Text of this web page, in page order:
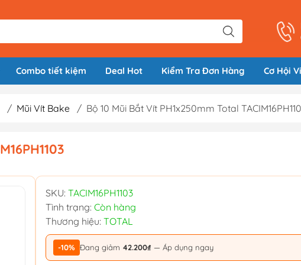
Combo tiết kiệm Deal Hot Kiểm Tra Đơn Hàng Cơ Hội
/ Mũi Vít Bake / Bộ 10 Mũi Bắt Vít PH1x250mm Total
SKU: TACIM16PH1103
Tình trạng: Còn hàng
Thương hiệu: TOTAL
-10% Đang giảm 42.200₫ — Áp dụng ngay